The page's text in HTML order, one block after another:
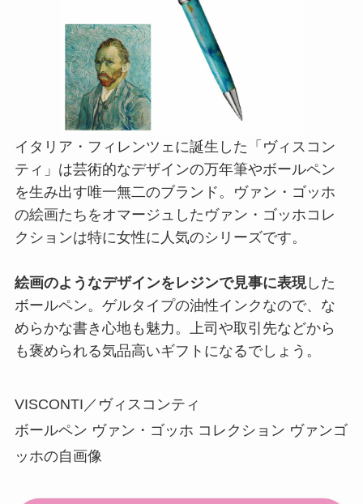
イタリア・フィレンツェに誕生した「ヴィスコン
ティ」は芸術的なデザインの万年筆やボールペン
を生み出す唯一無二のブランド。ヴァン・ゴッホ
の絵画たちをオマージュしたヴァン・ゴッホコレ
クションは特に女性に人気のシリーズです。
絵画のようなデザインをレジンで見事に表現した
ボールペン。ゲルタイプの油性インクなので、な
めらかな書き心地も魅力。上司や取引先などから
も褒められる気品高いギフトになるでしょう。
VISCONTI／ヴィスコンティ
ボールペン ヴァン・ゴッホ コレクション ヴァンゴ
ッホの自画像